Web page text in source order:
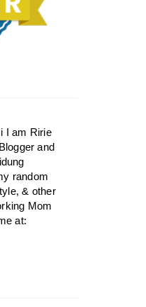
I am Ririe
and
random
& other
Mom
at: